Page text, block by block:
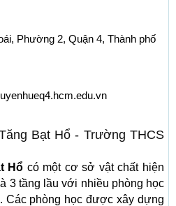
Phường 2, Quận 4, Thành phố
Bạt Hổ - Trường THCS
Hổ có một cơ sở vật chất hiện
3 tầng lầu với nhiều phòng học
Các phòng học được xây dựng